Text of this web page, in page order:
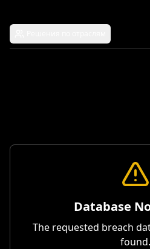
Database
The requested breach
found.